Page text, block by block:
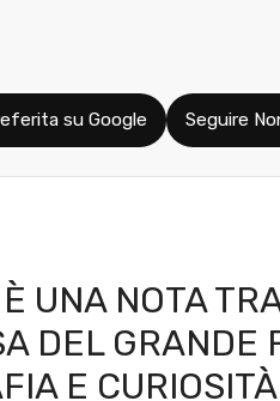
su Google Seguire
UNA NOTA
DEL GRANDE
E CURIOSITÀ